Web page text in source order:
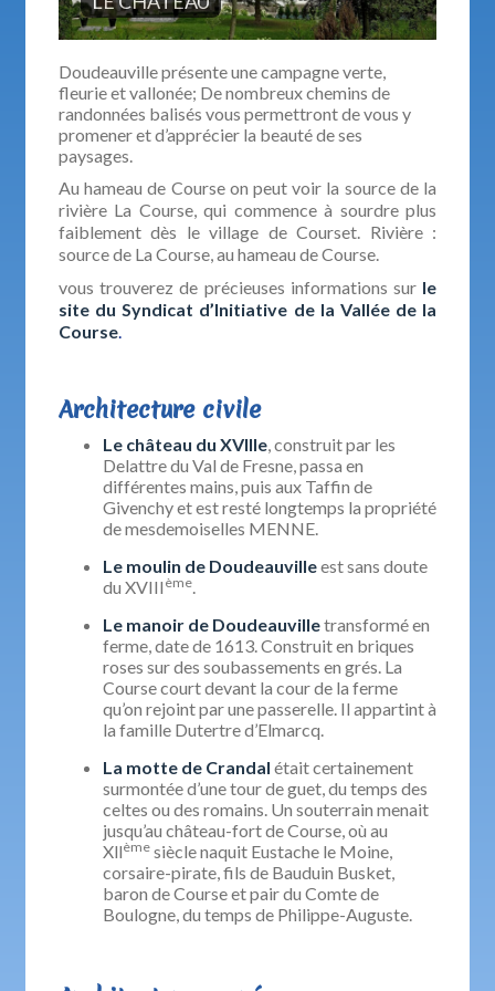
Doudeauville présente une campagne verte,
fleurie et vallonée; De nombreux chemins de
randonnées balisés vous permettront de vous y
promener et d’apprécier la beauté de ses
paysages.
Au hameau de Course on peut voir la source de la
rivière La Course, qui commence à sourdre plus
faiblement dès le village de Courset. Rivière :
source de La Course, au hameau de Course.
vous trouverez de précieuses informations sur le
site du Syndicat d’Initiative de la Vallée de la
Course.
Architecture civile
Le château du XVIlle, construit par les
Delattre du Val de Fresne, passa en
différentes mains, puis aux Taffin de
Givenchy et est resté longtemps la propriété
de mesdemoiselles MENNE.
Le moulin de Doudeauvilleest sans doute
du XVIII ème.
Le manoir de Doudeauvilletransformé en
ferme, date de 1613. Construit en briques
roses sur des soubassements en grés. La
Course court devant la cour de la ferme
qu’on rejoint par une passerelle. Il appartint à
la famille Dutertre d’Elmarcq.
La motte de Crandal était certainement
surmontée d’une tour de guet, du temps des
celtes ou des romains. Un souterrain menait
jusqu’au château-fort de Course, où au
Xllème siècle naquit Eustache le Moine,
corsaire-pirate, fils de Bauduin Busket,
baron de Course et pair du Comte de
Boulogne, du temps de Philippe-Auguste.